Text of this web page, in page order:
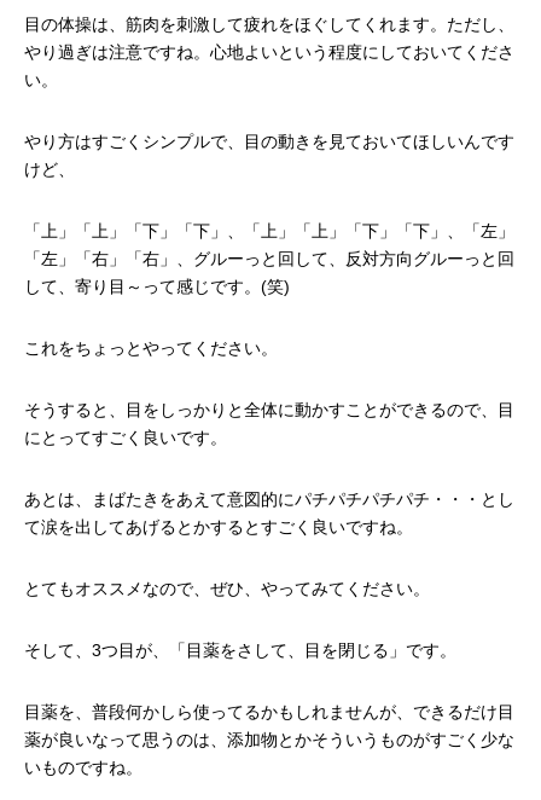
目の体操は、筋肉を刺激して疲れをほぐしてくれます。ただし、
やり過ぎは注意ですね。心地よいという程度にしておいてくださ
い。
やり方はすごくシンプルで、目の動きを見ておいてほしいんです
けど、
「上」「上」「下」「下」、「上」「上」「下」「下」、「左」
「左」「右」「右」、グルーっと回して、反対方向グルーっと回
して、寄り目～って感じです。(笑)
これをちょっとやってください。
そうすると、目をしっかりと全体に動かすことができるので、目
にとってすごく良いです。
あとは、まばたきをあえて意図的にパチパチパチパチ・・・とし
て涙を出してあげるとかするとすごく良いですね。
とてもオススメなので、ぜひ、やってみてください。
そして、3つ目が、「目薬をさして、目を閉じる」です。
目薬を、普段何かしら使ってるかもしれませんが、できるだけ目
薬が良いなって思うのは、添加物とかそういうものがすごく少な
いものですね。